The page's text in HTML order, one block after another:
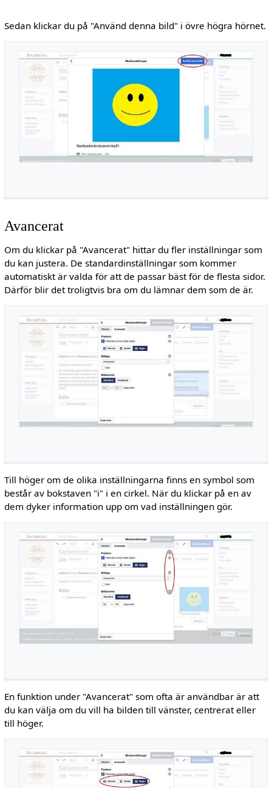
Sedan klickar du på "Använd denna bild" i övre högra hörnet.
Avancerat
Om du klickar på "Avancerat" hittar du fler inställningar som
du kan justera. De standardinställningar som kommer
automatiskt är valda för att de passar bäst för de flesta sidor.
Därför blir det troligtvis bra om du lämnar dem som de är.
Till höger om de olika inställningarna finns en symbol som
består av bokstaven "i" i en cirkel. När du klickar på en av
dem dyker information upp om vad inställningen gör.
En funktion under "Avancerat" som ofta är användbar är att
du kan välja om du vill ha bilden till vänster, centrerat eller
till höger.